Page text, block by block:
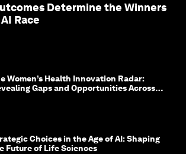
Determine the Winners
Race
Women’s Health Innovation Radar:
Gaps and Opportunities Across
Choices in the Age of AI: Shaping
Future of Life Sciences